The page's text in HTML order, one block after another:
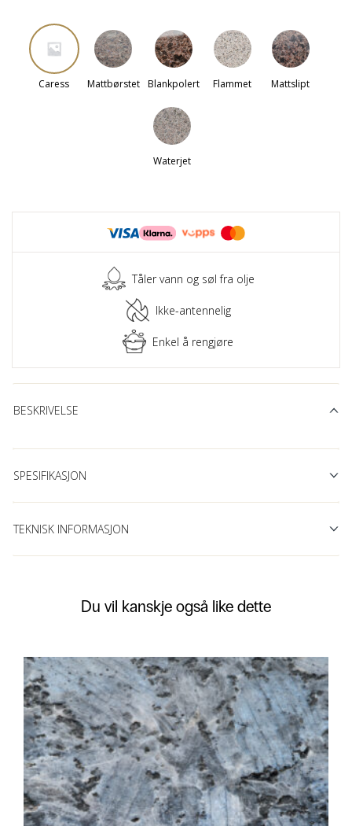
Caress Mattbørstet Blankpolert Flammet Mattslipt
Waterjet
Tåler vann og søl fra olje
Ikke-antennelig
Enkel å rengjøre
BESKRIVELSE
SPESIFIKASJON
TEKNISK INFORMASJON
Du vil kanskje også like dette